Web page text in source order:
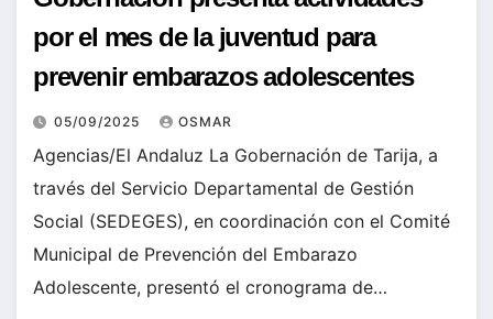
por el mes de la juventud para
prevenir embarazos adolescentes
05/09/2025 OSMAR
Agencias/El Andaluz La Gobernación de Tarija, a
través del Servicio Departamental de Gestión
Social (SEDEGES), en coordinación con el Comité
Municipal de Prevención del Embarazo
Adolescente, presentó el cronograma de…